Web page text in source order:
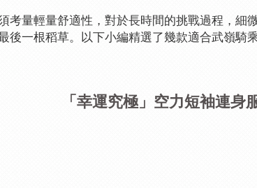
考量輕量舒適性，對於長時間的挑戰過程，細
後一根稻草。以下小編精選了幾款適合武嶺騎
「幸運究極」空力短袖連身